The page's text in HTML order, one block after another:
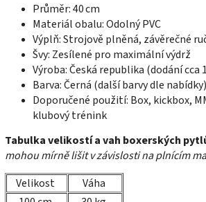
Průměr: 40 cm
Materiál obalu: Odolný PVC
Výplň: Strojově plněná, závěrečné
Švy: Zesílené pro maximální výdrž
Výroba: Česká republika (dodání cca
Barva: Černá (další barvy dle nabídky)
Doporučené použití: Box, kickbox,
klubový trénink
Tabulka velikostí a vah boxerských
mohou mírně lišit v závislosti na plnícím
Velikost
Váha